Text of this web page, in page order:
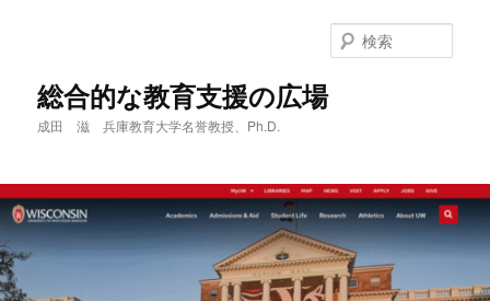
へ
移
動
総合的な教育支援の広場
成田 滋 兵庫教育大学名誉教授、Ph.D.
索